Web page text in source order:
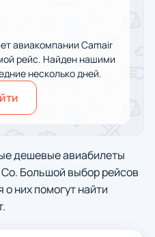
авиакомпании Camair
рейс. Найден нашими
несколько дней.
дешевые авиабилеты
Большой выбор рейсов
них помогут найти